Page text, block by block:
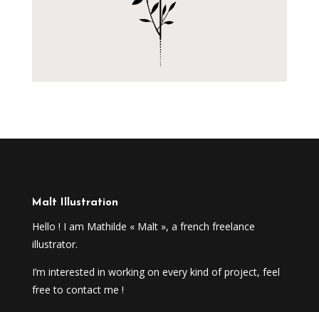
Malt Illustration
Hello ! I am Mathilde « Malt », a french freelance
illustrator.
I’m interested in working on every kind of project, feel
free to contact me !